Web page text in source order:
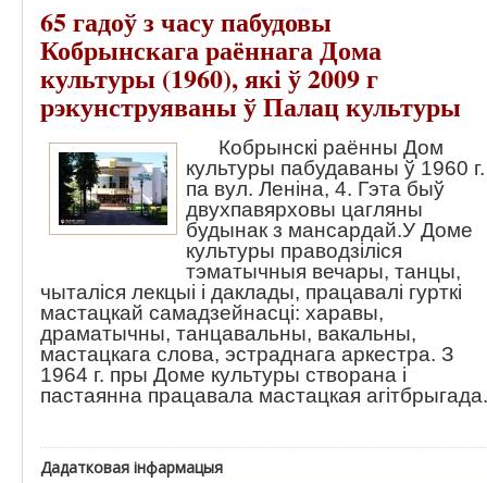
65 гадоў з часу пабудовы
Кобрынскага раённага Дома
культуры (1960), які ў 2009 г
рэкунструяваны ў Палац культуры
Кобрынскі раённы Дом
культуры пабудаваны ў 1960 г.
па вул. Леніна, 4. Гэта быў
двухпавярховы цагляны
будынак з мансардай.У Доме
культуры праводзіліся
тэматычныя вечары, танцы,
чыталіся лекцыі і даклады, працавалі гурткі
мастацкай самадзейнасці: харавы,
драматычны, танцавальны, вакальны,
мастацкага слова, эстраднага аркестра. З
1964 г. пры Доме культуры створана і
пастаянна працавала мастацкая агітбрыгада.
Дадатковая інфармацыя